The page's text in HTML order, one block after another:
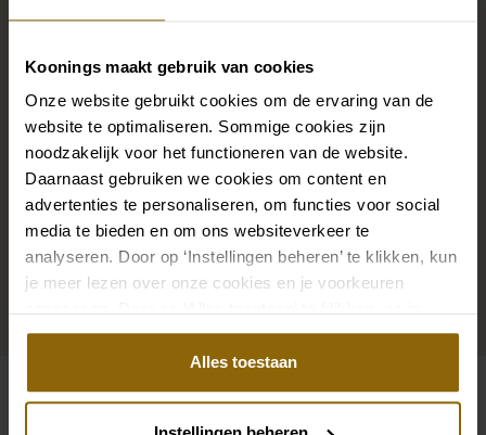
Koonings maakt gebruik van cookies
Onze website gebruikt cookies om de ervaring van de
website te optimaliseren. Sommige cookies zijn
noodzakelijk voor het functioneren van de website.
Daarnaast gebruiken we cookies om content en
advertenties te personaliseren, om functies voor social
media te bieden en om ons websiteverkeer te
analyseren. Door op ‘Instellingen beheren’ te klikken, kun
je meer lezen over onze cookies en je voorkeuren
akkoord met het gebruik van alle cookies.
Alles toestaan
de mariée, mais aussi des colliers, des bracelets et des
boucles d'oreilles assortis à votre robe de mariée ou
un beau voile, un bandeau ou une épingle à cheveux
pour votre coiffure de mariée : votre look de mariée
n'est complet que s'il est assorti à des accessoires.
Grâce à notre vaste boutique d'accessoires pour les
mariés, vous trouverez l'accessoire parfait pour votre
robe ou votre costume de mariage.
Aller aux accessoires